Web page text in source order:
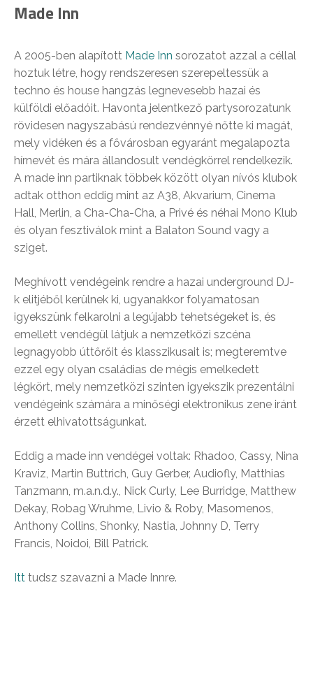
Made Inn
A 2005-ben alapított Made Inn sorozatot azzal a céllal
hoztuk létre, hogy rendszeresen szerepeltessük a
techno és house hangzás legnevesebb hazai és
külföldi előadóit. Havonta jelentkező partysorozatunk
rövidesen nagyszabású rendezvénnyé nőtte ki magát,
mely vidéken és a fővárosban egyaránt megalapozta
hírnevét és mára állandosult vendégkörrel rendelkezik.
A made inn partiknak többek között olyan nívós klubok
adtak otthon eddig mint az A38, Akvarium, Cinema
Hall, Merlin, a Cha-Cha-Cha, a Privé és néhai Mono Klub
és olyan fesztiválok mint a Balaton Sound vagy a
sziget.
Meghívott vendégeink rendre a hazai underground DJ-
k elitjéből kerülnek ki, ugyanakkor folyamatosan
igyekszünk felkarolni a legújabb tehetségeket is, és
emellett vendégül látjuk a nemzetközi szcéna
legnagyobb úttőrőit és klasszikusait is; megteremtve
ezzel egy olyan családias de mégis emelkedett
légkört, mely nemzetközi szinten igyekszik prezentálni
vendégeink számára a minőségi elektronikus zene iránt
érzett elhivatottságunkat.
Eddig a made inn vendégei voltak: Rhadoo, Cassy, Nina
Kraviz, Martin Buttrich, Guy Gerber, Audiofly, Matthias
Tanzmann, m.a.n.d.y., Nick Curly, Lee Burridge, Matthew
Dekay, Robag Wruhme, Livio & Roby, Masomenos,
Anthony Collins, Shonky, Nastia, Johnny D, Terry
Francis, Noidoi, Bill Patrick.
Itt tudsz szavazni a Made Innre.